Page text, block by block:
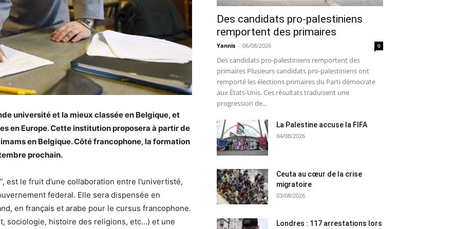
université et la mieux classée en Belgique, et
en Europe. Cette institution proposera à partir de
en Belgique. Côté francophone, la formation
prochain.
est le fruit d’une collaboration entre l’univertisté,
federal. Elle sera dispensée en
en français et arabe pour le cursus francophone.
sociologie, histoire des religions, etc…) et une
Des candidats pro-palestiniens
remportent des primaires
Yannis - 06/08/2026 0
Des candidats pro-palestiniens remportent des
primaires Plusieurs candidats pro-palestiniens ont
remporté les élections primaires du Parti démocrate
aux États-Unis. Ces résultats traduisent une
progression de...
La Palestine accuse la FIFA
04/08/2026
Ceuta au cœur de la crise
migratoire
03/08/2026
Londres : 117 arrestations lors